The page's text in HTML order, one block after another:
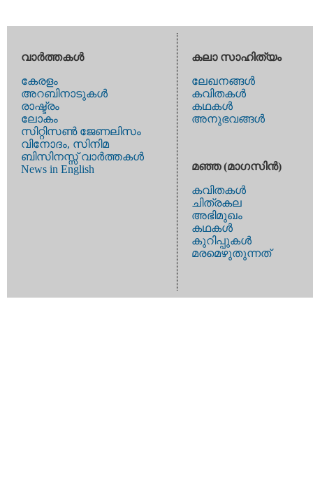
വാര്‍ത്തകള്‍
കേരളം
അറബിനാടുകള്‍
രാഷ്ട്രം
ലോകം
സിറ്റിസണ്‍ ജേണലിസം
വിനോദം, സിനിമ
ബിസിനസ്സ് വാര്‍ത്തകള്‍
News in English
കലാ സാഹിത്യം
ലേഖനങ്ങള്‍
കവിതകള്‍
കഥകള്‍
അനുഭവങ്ങള്‍
മഞ്ഞ (മാഗസിന്‍)
കവിതകള്‍
ചിത്രകല
അഭിമുഖം
കഥകള്‍
കുറിപ്പുകള്‍
മരമെഴുതുന്നത്